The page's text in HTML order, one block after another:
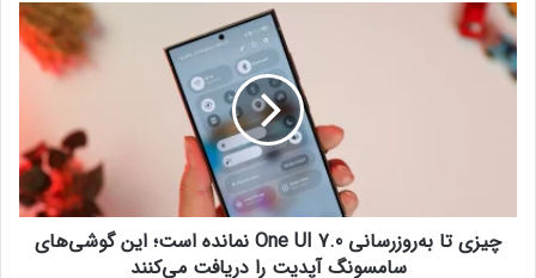
کلاهبرداری‌های پیامکی در سال ۱۴۰۲
چ
ی
ز
ی
ر
چیزی تا به‌روزرسانی One UI 7.0 نمانده است؛ این گوشی‌های
سامسونگ آپدیت را دریافت می‌کنند